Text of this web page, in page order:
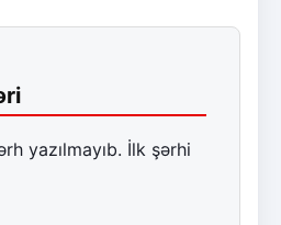
yazılmayıb. İlk şərhi